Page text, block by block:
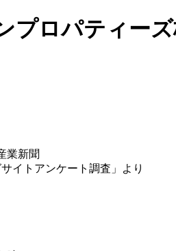
プロパティー
業新聞
イトアンケート調査」より